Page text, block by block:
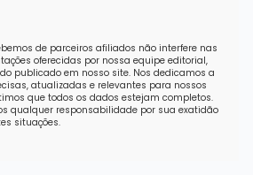
de parceiros afiliados não interfere nas
oferecidas por nossa equipe editorial,
publicado em nosso site. Nos dedicamos a
atualizadas e relevantes para nossos
que todos os dados estejam completos.
qualquer responsabilidade por sua exatidão
situações.